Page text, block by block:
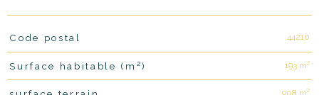
TRAD_PAMPERO_Caracteristique
Code postal 44210
Surface habitable (m²) 193 m²